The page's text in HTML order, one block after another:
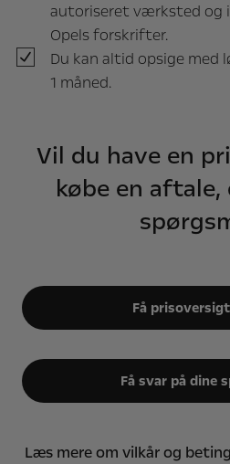
autoriseret værksted og
Opels forskrifter.
Du kan altid opsige med
1 måned.
Vil du have en
købe en aftale,
Få
Få svar på dine
Læs mere om vilkår og